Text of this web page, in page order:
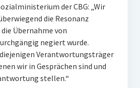
der CBG: „Wir
die Resonanz
Übernahme von
negiert wurde.
Verantwortungsträger
wir in Gesprächen sind und
stellen.“